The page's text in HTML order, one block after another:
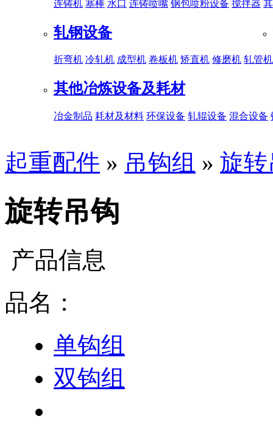
连铸机 塞棒 水口 连铸喷嘴 钢包喷粉设备 搅拌器
轧钢设备
折弯机 冷轧机 成型机 卷板机 矫直机 修磨机 轧管机
其他冶炼设备及耗材
冶金制品 耗材及材料 环保设备 轧辊设备 混合设备
起重配件 » 吊钩组 » 旋
旋转吊钩
产品信息
品名：
单钩组
双钩组